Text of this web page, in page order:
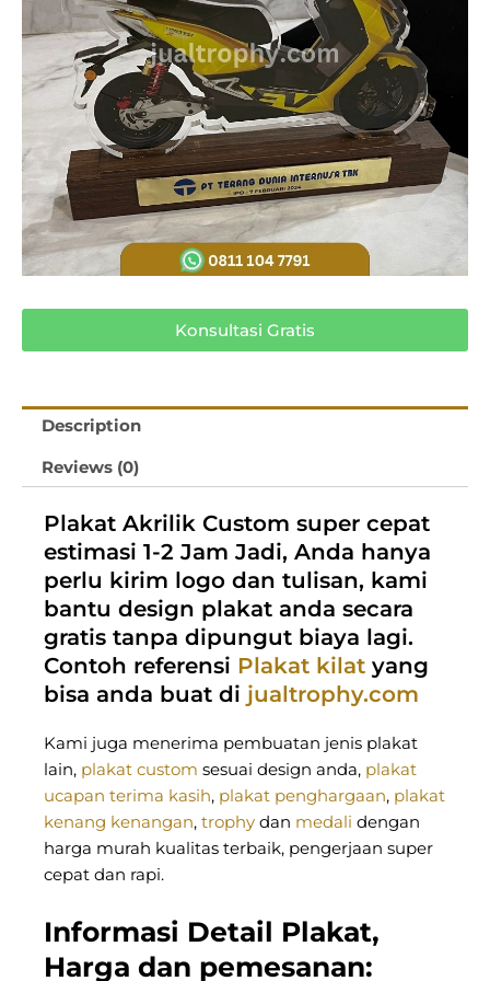
Konsultasi Gratis
Description
Reviews (0)
Plakat Akrilik Custom super cepat
estimasi 1-2 Jam Jadi, Anda hanya
perlu kirim logo dan tulisan, kami
bantu design plakat anda secara
gratis tanpa dipungut biaya lagi.
Contoh referensi Plakat kilat yang
bisa anda buat di jualtrophy.com
Kami juga menerima pembuatan jenis plakat
lain, plakat custom sesuai design anda, plakat
ucapan terima kasih, plakat penghargaan, plakat
kenang kenangan, trophy dan medali dengan
harga murah kualitas terbaik, pengerjaan super
cepat dan rapi.
Informasi Detail Plakat,
Harga dan pemesanan: